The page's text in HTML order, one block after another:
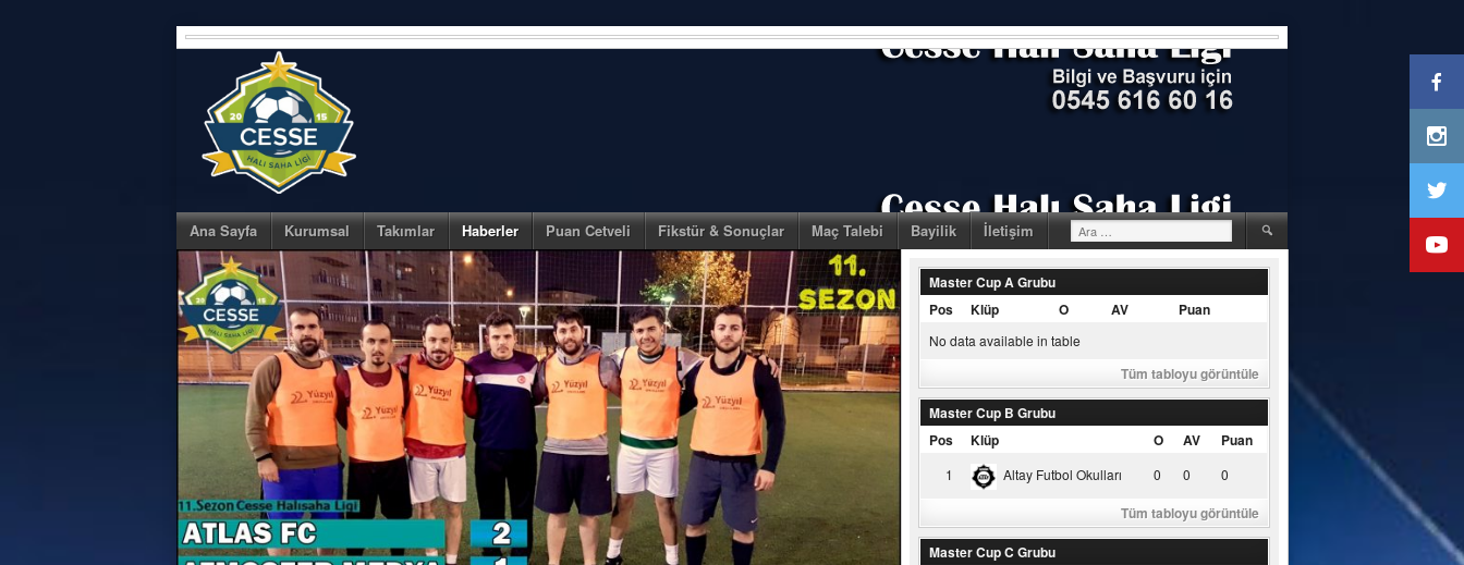
Skip
to
Ana Sayfa Kurumsal Takımlar Haberler Puan Cetveli Fikstür & Sonuçlar Maç Talebi Bayilik İletişim Arama:
Master Cup A Grubu
Pos
Klüp O AV Puan
No data available in table
Tüm tabloyu görüntüle
Master Cup B Grubu
Pos
Klüp O AV Puan
1 Altay Futbol Okulları 0 0 0
Tüm tabloyu görüntüle
Master Cup C Grubu